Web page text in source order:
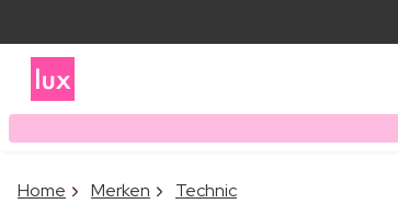
Home Merken Technic